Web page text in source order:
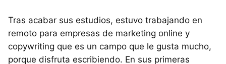
Tras acabar sus estudios, estuvo trabajando en
remoto para empresas de marketing online y
copywriting que es un campo que le gusta mucho,
porque disfruta escribiendo. En sus primeras